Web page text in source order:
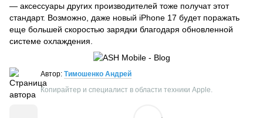
— аксессуары других производителей тоже получат этот
стандарт. Возможно, даже новый iPhone 17 будет поражать
еще большей скоростью зарядки благодаря обновленной
системе охлаждения.
Автор: Тимошенко Андрей
Копирайтер и специалист в области техники Apple.